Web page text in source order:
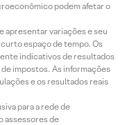
podem afetar o
apresentar variações e seu
espaço de tempo. Os
indicativos de resultados
impostos. As informações
e os resultados reais
para a rede de
assessores de